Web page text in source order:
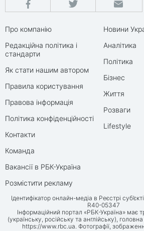
Про компанію
Редакційна політика і
стандарти
Як стати нашим автором
Правила користування
Правова інформація
Політика конфіденційності
Контакти
Команда
Вакансії в РБК-Україна
Розмістити рекламу
Новини
Аналітика
Політика
Бізнес
Життя
Розваги
Lifestyle
Ідентифікатор онлайн-медіа в Реєстрі
R40-05347
Інформаційний портал «РБК-Україна» має
(українську, російську та англійську),
https://www.rbc.ua. Фотографії,